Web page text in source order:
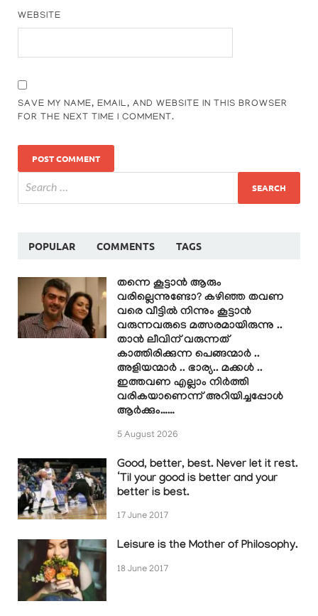
WEBSITE
SAVE MY NAME, EMAIL, AND WEBSITE IN THIS BROWSER
FOR THE NEXT TIME I COMMENT.
POPULAR COMMENTS TAGS
തന്നെ കൂട്ടാൻ ആരും
വരില്ലെന്നുണ്ടോ? കഴിഞ്ഞ തവണ
വരെ വീട്ടിൽ നിന്നും കൂട്ടാൻ
വരുന്നവരുടെ മത്സരമായിരുന്നു ..
താൻ ലീവിന് വരുന്നത്
കാത്തിരിക്കുന്ന പെങ്ങന്മാർ ..
അളിയന്മാർ .. ഭാര്യ.. മക്കൾ ..
ഇത്തവണ എല്ലാം നിർത്തി
വരികയാണെന്ന് അറിയിച്ചപ്പോൾ
ആർക്കും……
5 August 2026
Good, better, best. Never let it rest.
‘Til your good is better and your
better is best.
17 June 2017
Leisure is the Mother of Philosophy.
18 June 2017